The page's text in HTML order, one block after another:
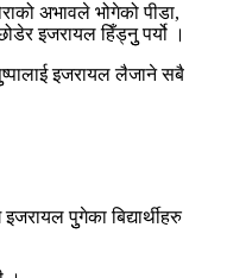
अभावले भोगेको पीडा,
इजरायल हिँड्नुु पर्यो ।
इजरायल लैजाने सबै
पुुगेका बिद्यार्थीहरु